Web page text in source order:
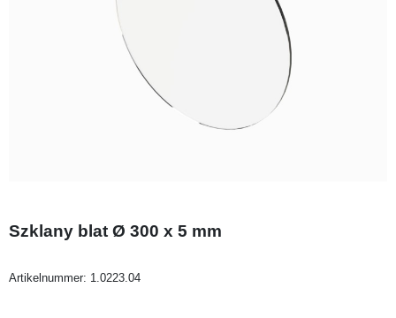
Szklany blat Ø 300 x 5 mm
Artikelnummer: 1.0223.04